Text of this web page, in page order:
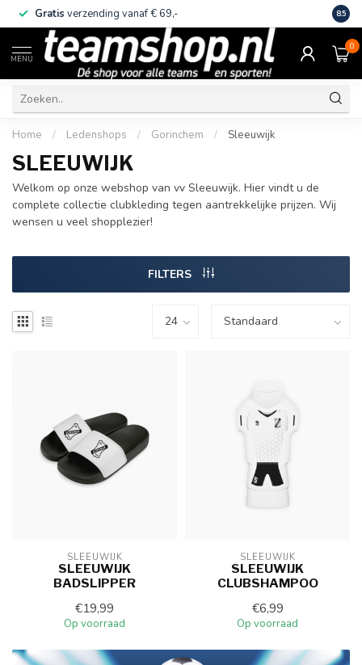
Gratis verzending vanaf € 69,- Eigen
8.5
MENU
0
Home / Ledenshops / Gorinchem / Sleeuwijk
SLEEUWIJK
Welkom op onze webshop van vv Sleeuwijk. Hier vindt u de
complete collectie clubkleding tegen aantrekkelijke prijzen. Wij
wensen u veel shopplezier!
FILTERS
SLEEUWIJK
SLEEUWIJK
BADSLIPPER
€19,99
Op voorraad
SLEEUWIJK
SLEEUWIJK
CLUBSHAMPOO
€6,99
Op voorraad